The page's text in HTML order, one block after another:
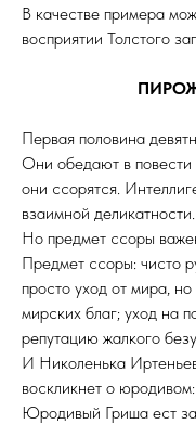
В качестве примера
восприятии Толстого
Первая половина
Они обедают в
они ссорятся.
взаимной деликатности.
Но предмет ссоры
Предмет ссоры: чисто
просто уход от мира,
мирских благ; уход на
репутацию жалкого
И Николенька
воскликнет о
Юродивый Гриша ест